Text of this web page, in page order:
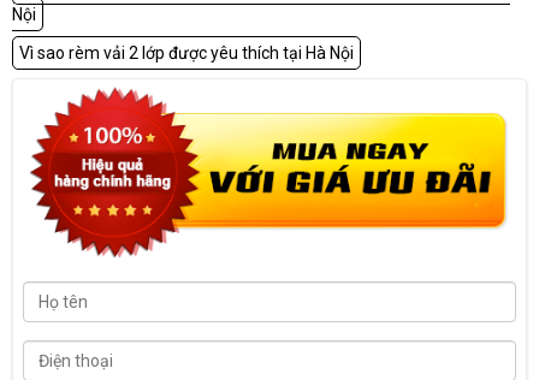
Nội
Vì sao rèm vải 2 lớp được yêu thích tại Hà Nội